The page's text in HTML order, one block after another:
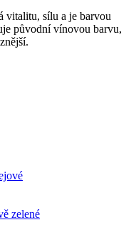
vitalitu, sílu a je barvou
původní vínovou barvu,